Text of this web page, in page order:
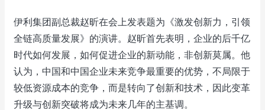
伊利集团副总裁赵昕在会上发表题为《激发创新力，引领
全链高质量发展》的演讲。赵昕首先表明，企业的后千亿
时代如何发展，如何促进企业的新动能，非创新莫属。他
认为，中国和中国企业未来竞争最重要的优势，不局限于
较低资源成本的竞争，而是转向了创新和技术，因此变革
升级与创新突破将成为未来几年的主基调。